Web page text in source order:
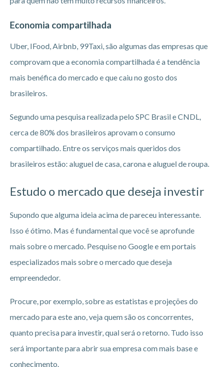
Economia compartilhada
Uber, IFood, Airbnb, 99Taxi, são algumas das empresas que
comprovam que a economia compartilhada é a tendência
mais benéfica do mercado e que caiu no gosto dos
brasileiros.
Segundo uma pesquisa realizada pelo SPC Brasil e CNDL,
cerca de 80% dos brasileiros aprovam o consumo
compartilhado. Entre os serviços mais queridos dos
brasileiros estão: aluguel de casa, carona e aluguel de roupa.
Estudo o mercado que deseja investir
Supondo que alguma ideia acima de pareceu interessante.
Isso é ótimo. Mas é fundamental que você se aprofunde
mais sobre o mercado. Pesquise no Google e em portais
especializados mais sobre o mercado que deseja
empreendedor.
Procure, por exemplo, sobre as estatistas e projeções do
mercado para este ano, veja quem são os concorrentes,
quanto precisa para investir, qual será o retorno. Tudo isso
será importante para abrir sua empresa com mais base e
conhecimento.